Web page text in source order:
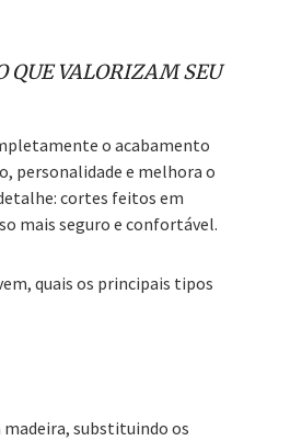
QUE VALORIZAM SEU
o acabamento
personalidade e melhora o
cortes feitos em
mais seguro e confortável.
quais os principais tipos
madeira, substituindo os